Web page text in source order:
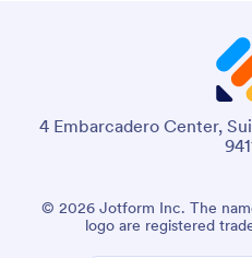
4 Embarcadero Center,
© 2026 Jotform Inc. The
logo are registered